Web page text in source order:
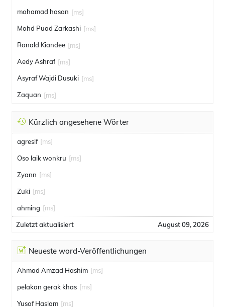
mohamad hasan [ms]
Mohd Puad Zarkashi [ms]
Ronald Kiandee [ms]
Aedy Ashraf [ms]
Asyraf Wajdi Dusuki [ms]
Zaquan [ms]
Kürzlich angesehene Wörter
agresif [ms]
Oso laik wonkru [ms]
Zyann [ms]
Zuki [ms]
ahming [ms]
Zuletzt aktualisiert August 09, 2026
Neueste word-Veröffentlichungen
Ahmad Amzad Hashim [ms]
pelakon gerak khas [ms]
Yusof Haslam [ms]